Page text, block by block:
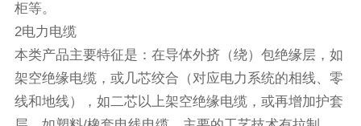
柜等。
2电力电缆
本类产品主要特征是：在导体外挤（绕）包绝缘层，如
架空绝缘电缆，或几芯绞合（对应电力系统的相线、零
线和地线），如二芯以上架空绝缘电缆，或再增加护套